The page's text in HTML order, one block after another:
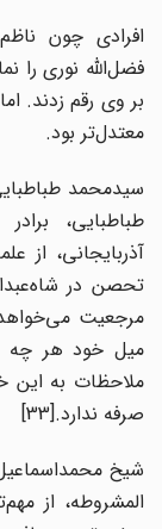
افرادی چون
فضل‌الله نوری را
بر وی رقم زدند.
معتدل‌تر بود.
سیدمحمد طباطبایی
طباطبایی،
آذربایجانی، از
تحصن در
مرجعیت می‌خواهد،
میل خود هر چه
ملاحظات به این
صرفه ندارد.[33]
شیخ محمداسماعیل
المشروطه، از